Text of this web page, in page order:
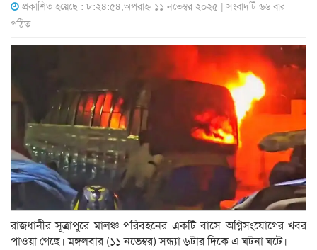
প্রকাশিত হয়েছে : ৮:২৪:৫৪,অপরাহ্ন ১১ নভেম্বর ২০২৫ | সংবাদটি ৬৬ বার
পঠিত
রাজধানীর সূত্রাপুরে মালঞ্চ পরিবহনের একটি বাসে অগ্নিসংযোগের খবর
পাওয়া গেছে। মঙ্গলবার (১১ নভেম্বর) সন্ধ্যা ৬টার দিকে এ ঘটনা ঘটে।